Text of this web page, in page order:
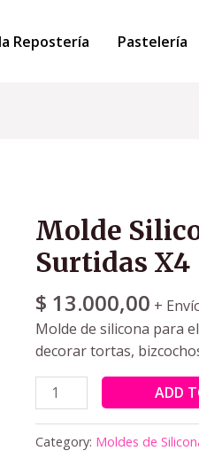
Repostería Pastelería
Molde
Surtidas X4
$ 13.000,00 +
Molde de silicona para
decorar tortas,
ADD
Category: Moldes de